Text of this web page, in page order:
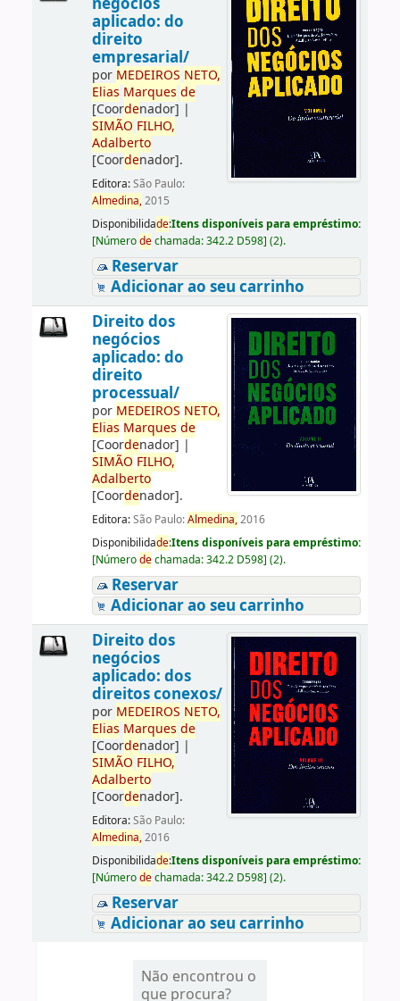
aplicado: do
direito
empresarial/
por MEDEIROS NETO,
Elias Marques de
[Coordenador] |
SIMÃO FILHO,
Adalberto
[Coordenador].
Editora:São Paulo:
Almedina,2015
Disponibilidade:Itens disponíveis para empréstimo:
[Númerodechamada:342.2 D598] (2).
Reservar
Adicionar ao seu carrinho
Direito dos
negócios
aplicado: do
direito
processual/
por MEDEIROS NETO,
Elias Marques de
[Coordenador] |
SIMÃO FILHO,
Adalberto
[Coordenador].
Editora:São Paulo:Almedina,2016
Disponibilidade:Itens disponíveis para empréstimo:
[Númerodechamada:342.2 D598] (2).
Reservar
Adicionar ao seu carrinho
Direito dos
negócios
aplicado: dos
direitos conexos/
por MEDEIROS NETO,
Elias Marques de
[Coordenador] |
SIMÃO FILHO,
Adalberto
[Coordenador].
Editora:São Paulo:
Almedina,2016
Disponibilidade:Itens disponíveis para empréstimo:
[Númerodechamada:342.2 D598] (2).
Reservar
Adicionar ao seu carrinho
Não encontrou o
que procura?